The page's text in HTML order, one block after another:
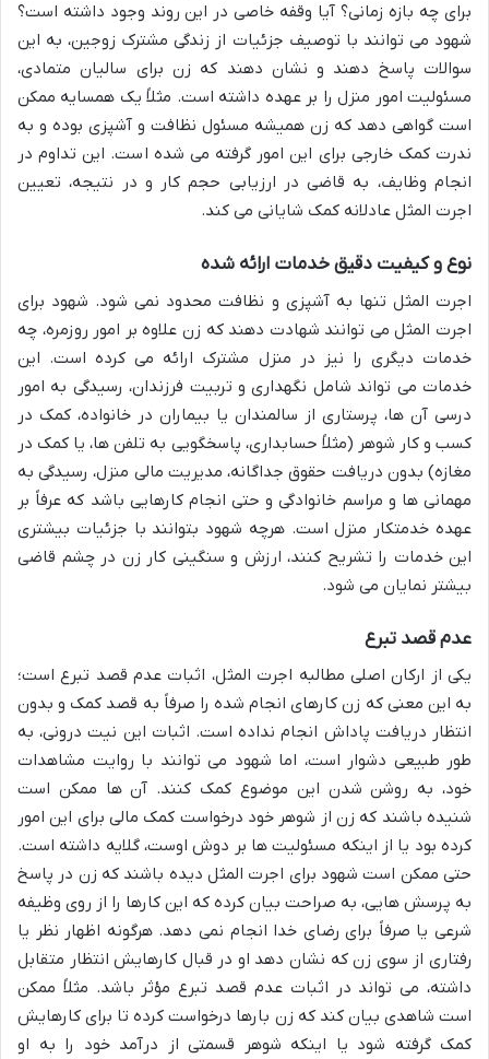
برای چه بازه زمانی؟ آیا وقفه خاصی در این روند وجود داشته است؟
شهود می توانند با توصیف جزئیات از زندگی مشترک زوجین، به این
سوالات پاسخ دهند و نشان دهند که زن برای سالیان متمادی،
مسئولیت امور منزل را بر عهده داشته است. مثلاً یک همسایه ممکن
است گواهی دهد که زن همیشه مسئول نظافت و آشپزی بوده و به
ندرت کمک خارجی برای این امور گرفته می شده است. این تداوم در
انجام وظایف، به قاضی در ارزیابی حجم کار و در نتیجه، تعیین
اجرت المثل عادلانه کمک شایانی می کند.
نوع و کیفیت دقیق خدمات ارائه شده
اجرت المثل تنها به آشپزی و نظافت محدود نمی شود. شهود برای
اجرت المثل می توانند شهادت دهند که زن علاوه بر امور روزمره، چه
خدمات دیگری را نیز در منزل مشترک ارائه می کرده است. این
خدمات می تواند شامل نگهداری و تربیت فرزندان، رسیدگی به امور
درسی آن ها، پرستاری از سالمندان یا بیماران در خانواده، کمک در
کسب و کار شوهر (مثلاً حسابداری، پاسخگویی به تلفن ها، یا کمک در
مغازه) بدون دریافت حقوق جداگانه، مدیریت مالی منزل، رسیدگی به
مهمانی ها و مراسم خانوادگی و حتی انجام کارهایی باشد که عرفاً بر
عهده خدمتکار منزل است. هرچه شهود بتوانند با جزئیات بیشتری
این خدمات را تشریح کنند، ارزش و سنگینی کار زن در چشم قاضی
بیشتر نمایان می شود.
عدم قصد تبرع
یکی از ارکان اصلی مطالبه اجرت المثل، اثبات عدم قصد تبرع است؛
به این معنی که زن کارهای انجام شده را صرفاً به قصد کمک و بدون
انتظار دریافت پاداش انجام نداده است. اثبات این نیت درونی، به
طور طبیعی دشوار است، اما شهود می توانند با روایت مشاهدات
خود، به روشن شدن این موضوع کمک کنند. آن ها ممکن است
شنیده باشند که زن از شوهر خود درخواست کمک مالی برای این امور
کرده بود یا از اینکه مسئولیت ها بر دوش اوست، گلایه داشته است.
حتی ممکن است شهود برای اجرت المثل دیده باشند که زن در پاسخ
به پرسش هایی، به صراحت بیان کرده که این کارها را از روی وظیفه
شرعی یا صرفاً برای رضای خدا انجام نمی دهد. هرگونه اظهار نظر یا
رفتاری از سوی زن که نشان دهد او در قبال کارهایش انتظار متقابل
داشته، می تواند در اثبات عدم قصد تبرع مؤثر باشد. مثلاً ممکن
است شاهدی بیان کند که زن بارها درخواست کرده تا برای کارهایش
کمک گرفته شود یا اینکه شوهر قسمتی از درآمد خود را به او